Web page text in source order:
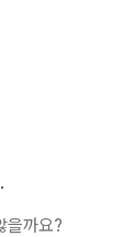
을까요?